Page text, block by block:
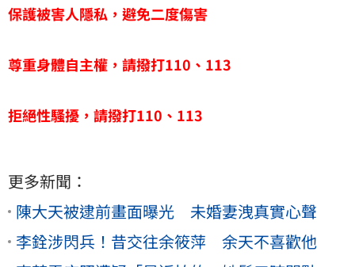
保護被害人隱私，避免二度傷害
尊重身體自主權，請撥打110、113
拒絕性騷擾，請撥打110、113
更多新聞：
陳大天被逮前畫面曝光 未婚妻洩真實心聲
李銓涉閃兵！昔交往余筱萍 余天不喜歡他